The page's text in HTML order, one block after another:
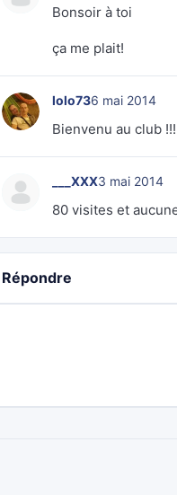
Bonsoir à toi
ça me plait!
lolo736 mai 2014
Bienvenu au club !!!
___XXX3 mai 2014
80 visites et
Répondre